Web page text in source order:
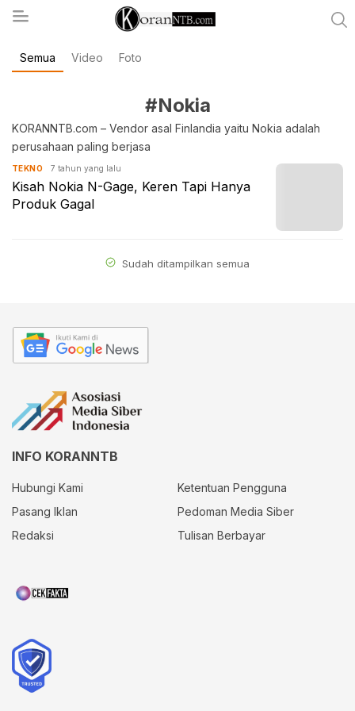
koranntb.com
Semua Video Foto
#Nokia
KORANNTB.com – Vendor asal Finlandia yaitu Nokia adalah
perusahaan paling berjasa
TEKNO 7 tahun yang lalu
Kisah Nokia N-Gage, Keren Tapi Hanya
Produk Gagal
Sudah ditampilkan semua
INFO KORANNTB
Hubungi Kami
Ketentuan Pengguna
Pasang Iklan
Pedoman Media Siber
Redaksi
Tulisan Berbayar